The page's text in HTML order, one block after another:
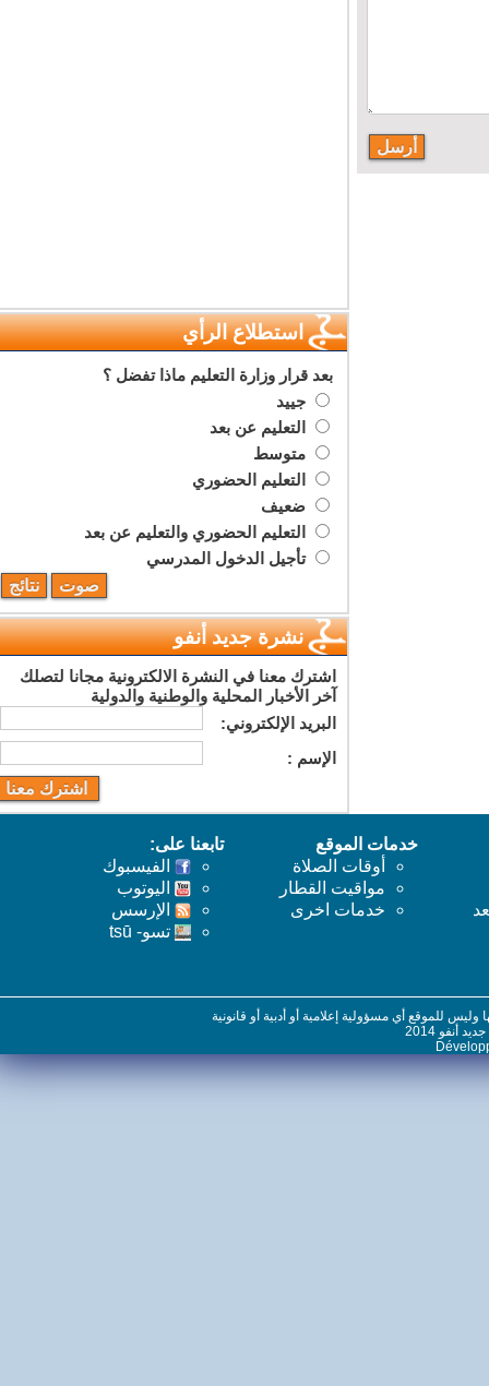
استطلاع الرأي
بعد قرار وزارة التعليم ماذا تفضل ؟
جييد
التعليم عن بعد
متوسط
التعليم الحضوري
ضعيف
التعليم الحضوري والتعليم عن بعد
تأجيل الدخول المدرسي
نشرة جديد أنفو
اشترك معنا في النشرة الالكترونية مجانا لتصلك
آخر الأخبار المحلية والوطنية والدولية
البريد اﻹلكتروني:
اﻹسم :
خدمات الموقع
أوقات الصلاة
مواقيت القطار
خدمات اخرى
تابعنا على:
الفيسبوك
اليوتوب
اﻹرسس
تسو- tsū
للموقع أي مسؤولية إعلامية أو أدبية أو قانونية
2014